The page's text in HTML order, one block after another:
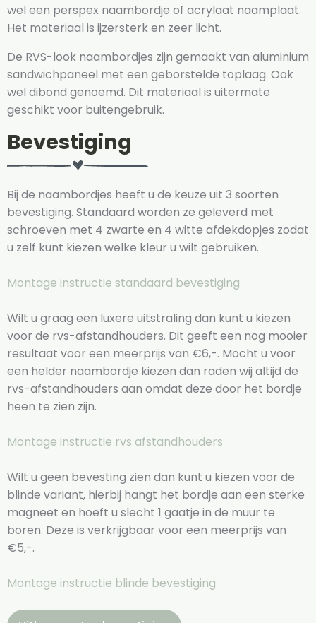
wel een perspex naambordje of acrylaat naamplaat.
Het materiaal is ijzersterk en zeer licht.
De RVS-look naambordjes zijn gemaakt van aluminium
sandwichpaneel met een geborstelde toplaag. Ook
wel dibond genoemd. Dit materiaal is uitermate
geschikt voor buitengebruik.
Bevestiging
Bij de naambordjes heeft u de keuze uit 3 soorten
bevestiging. Standaard worden ze geleverd met
schroeven met 4 zwarte en 4 witte afdekdopjes zodat
u zelf kunt kiezen welke kleur u wilt gebruiken.
Montage instructie standaard bevestiging
Wilt u graag een luxere uitstraling dan kunt u kiezen
voor de rvs-afstandhouders. Dit geeft een nog mooier
resultaat voor een meerprijs van €6,-. Mocht u voor
een helder naambordje kiezen dan raden wij altijd de
rvs-afstandhouders aan omdat deze door het bordje
heen te zien zijn.
Montage instructie rvs afstandhouders
Wilt u geen bevesting zien dan kunt u kiezen voor de
blinde variant, hierbij hangt het bordje aan een sterke
magneet en hoeft u slecht 1 gaatje in de muur te
boren. Deze is verkrijgbaar voor een meerprijs van
€5,-.
Montage instructie blinde bevestiging